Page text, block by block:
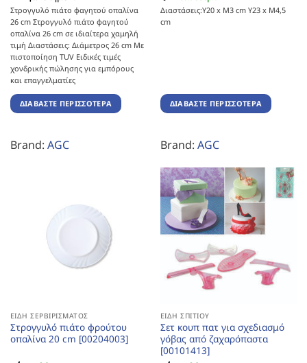
Στρογγυλό πιάτο φαγητού οπαλίνα
26 cm Στρογγυλό πιάτο φαγητού
οπαλίνα 26 cm σε ιδιαίτερα χαμηλή
τιμή Διαστάσεις: Διάμετρος 26 cm Με
πιστοποίηση TUV Ειδικές τιμές
χονδρικής πώλησης για εμπόρους
και επαγγελματίες
ΔΙΑΒΆΣΤΕ ΠΕΡΙΣΣΌΤΕΡΑ
Brand: AGC
Διαστάσεις:Υ20 x Μ3 cm Υ23 x M4,5
cm
ΔΙΑΒΆΣΤΕ ΠΕΡΙΣΣΌΤΕΡΑ
Brand: AGC
ΕΊΔΗ ΣΕΡΒΙΡΊΣΜΑΤΟΣ
Στρογγυλό πιάτο φρούτου
οπαλίνα 20 cm [00204003]
ΕΊΔΗ ΣΠΙΤΙΟΎ
Σετ κουπ πατ για σχεδιασμό
γόβας από ζαχαρόπαστα
[00101413]